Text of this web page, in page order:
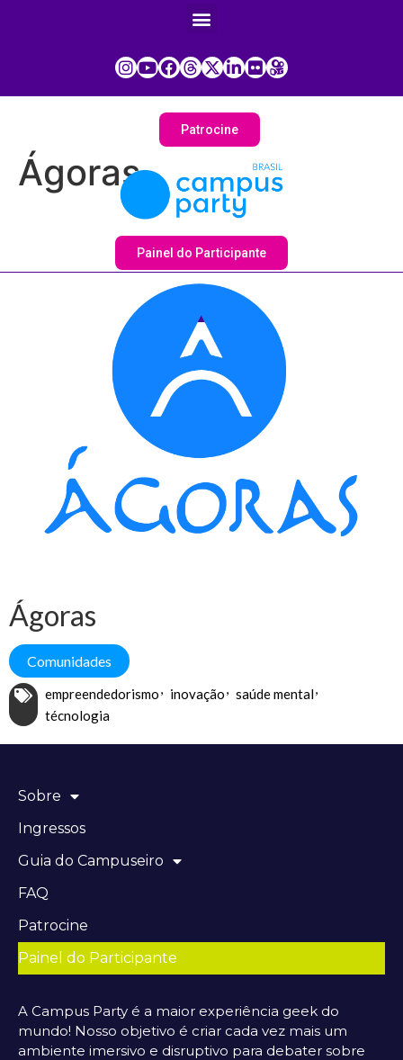
Patrocine
Painel do Participante
Ágoras
Ágoras
Comunidades
empreendedorismo inovação
saúde mental
técnologia
Sobre
Ingressos
Guia do Campuseiro
FAQ
Patrocine
Painel do Participante
A Campus Party é a maior experiência geek do
mundo! Nosso objetivo é criar cada vez mais um
ambiente imersivo e disruptivo para debater sobre